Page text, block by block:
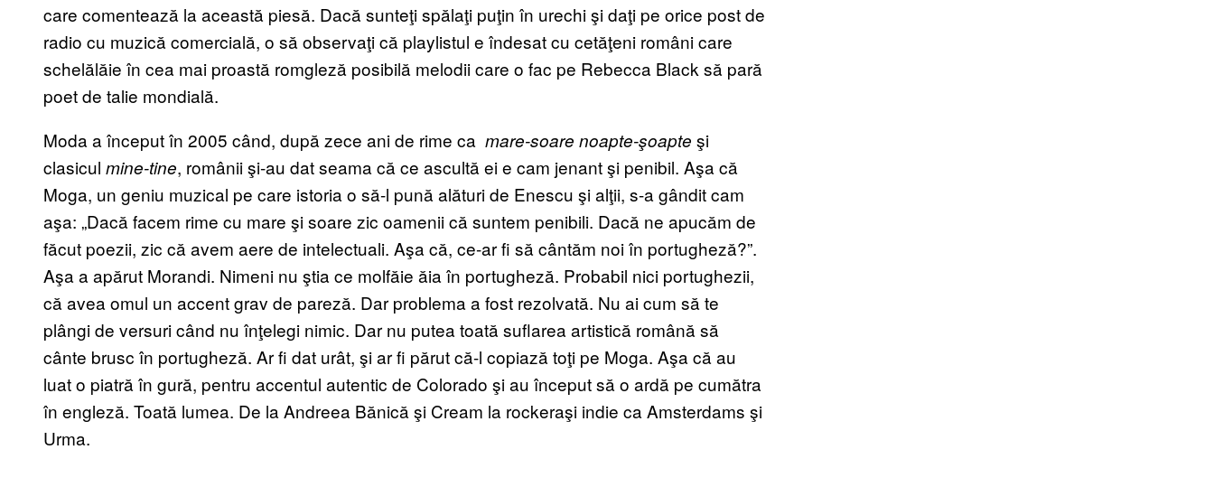
care comentează la această piesă. Dacă sunteţi spălaţi puţin în urechi şi daţi pe orice post de
radio cu muzică comercială, o să observaţi că playlistul e îndesat cu cetăţeni români care
schelălăie în cea mai proastă romgleză posibilă melodii care o fac pe Rebecca Black să pară
poet de talie mondială.
Moda a început în 2005 când, după zece ani de rime ca mare-soare noapte-şoapte şi
clasicul mine-tine, românii şi-au dat seama că ce ascultă ei e cam jenant şi penibil. Aşa că
Moga, un geniu muzical pe care istoria o să-l pună alături de Enescu şi alţii, s-a gândit cam
aşa: „Dacă facem rime cu mare şi soare zic oamenii că suntem penibili. Dacă ne apucăm de
făcut poezii, zic că avem aere de intelectuali. Aşa că, ce-ar fi să cântăm noi în portugheză?”.
Aşa a apărut Morandi. Nimeni nu ştia ce molfăie ăia în portugheză. Probabil nici portughezii,
că avea omul un accent grav de pareză. Dar problema a fost rezolvată. Nu ai cum să te
plângi de versuri când nu înţelegi nimic. Dar nu putea toată suflarea artistică română să
cânte brusc în portugheză. Ar fi dat urât, şi ar fi părut că-l copiază toţi pe Moga. Aşa că au
luat o piatră în gură, pentru accentul autentic de Colorado şi au început să o ardă pe cumătra
în engleză. Toată lumea. De la Andreea Bănică şi Cream la rockeraşi indie ca Amsterdams şi
Urma.